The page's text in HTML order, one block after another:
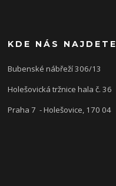
KDE NÁS NAJDETE
Bubenské nábřeží 306/13
Holešovická tržnice hala č. 36
Praha 7 - Holešovice, 170 04